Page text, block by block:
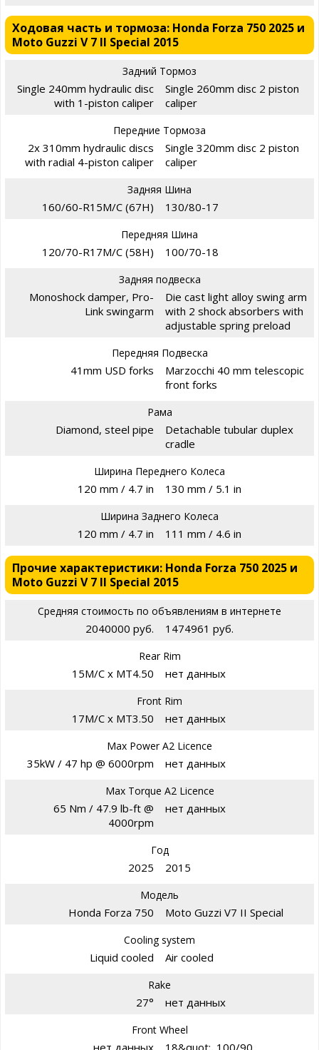
Ходовая часть и тормоза: Honda Forza 750 2025 и
Moto Guzzi V 7 II Special 2015
Задний Тормоз
Single 240mm hydraulic disc
with 1-piston caliper
Single 260mm disc 2 piston
caliper
Передние Тормоза
2x 310mm hydraulic discs
with radial 4-piston caliper
Single 320mm disc 2 piston
caliper
Задняя Шина
160/60-R15M/C (67H) 130/80-17
Передняя Шина
120/70-R17M/C (58H) 100/70-18
Задняя подвеска
Monoshock damper, Pro-
Link swingarm
Die cast light alloy swing arm
with 2 shock absorbers with
adjustable spring preload
Передняя Подвеска
41mm USD forks
Marzocchi 40 mm telescopic
front forks
Рама
Diamond, steel pipe
Detachable tubular duplex
cradle
Ширина Переднего Колеса
120 mm / 4.7 in 130 mm / 5.1 in
Ширина Заднего Колеса
120 mm / 4.7 in 111 mm / 4.6 in
Прочие характеристики: Honda Forza 750 2025 и
Moto Guzzi V 7 II Special 2015
Средняя стоимость по объявлениям в интернете
2040000 руб. 1474961 руб.
Rear Rim
15M/C x MT4.50 нет данных
Front Rim
17M/C x MT3.50 нет данных
Max Power A2 Licence
35kW / 47 hp @ 6000rpm нет данных
Max Torque A2 Licence
65 Nm / 47.9 lb-ft @
4000rpm
нет данных
Год
2025 2015
Модель
Honda Forza 750 Moto Guzzi V7 II Special
Cooling system
Liquid cooled Air cooled
Rake
27° нет данных
Front Wheel